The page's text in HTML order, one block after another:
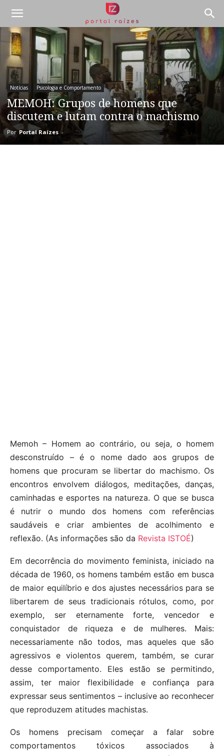
Notícias Psicologia e Comportamento
MEMOH: Grupos de homens que
discutem e lutam contra o machismo
Por Portal Raízes -
Memoh – Homem ao contrário, ou seja, o homem
desconstruído – é o nome dado aos grupos de
homens que procuram se libertar do machismo. Os
encontros envolvem diálogos, meditações, danças,
caminhadas e esportes na natureza. O que se busca
é nutrir o mundo dos homens com referências
saudáveis e criar ambientes de acolhimento e
reflexão. (As informações são da Revista ISTOÉ)
Em decorrência do movimento feminista, iniciado na
década de 1960, os homens também estão em busca
de maior equilíbrio e dos ajustes necessários para se
libertarem de seus tradicionais rótulos, como, por
exemplo, ser eternamente forte, vencedor e
conquistador de riqueza e de mulheres. Mais:
necessariamente não todos, mas aqueles que são
agressivos e violentos querem, também, se curar
desse comportamento. Eles estão se permitindo,
assim, ter maior flexibilidade e confiança para
expressar seus sentimentos – inclusive ao reconhecer
que reproduzem atitudes machistas.
Os homens precisam começar a falar sobre
comportamentos tóxicos associados à